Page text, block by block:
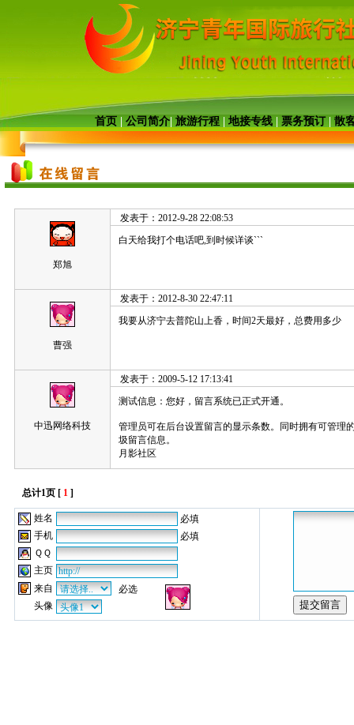
首页| 公司简介| 旅游行程 地接专线| 票务预订| 散
郑旭
发表于：2012-9-28 22:08:53
白天给我打个电话吧,到时候详谈```
曹强
发表于：2012-8-30 22:47:11
我要从济宁去普陀山上香，时间2天最好，总费用多少
中迅网络科技
发表于：2009-5-12 17:13:41
测试信息：您好，留言系统已正式开通。
管理员可在后台设置留言的显示条数。同时拥有可管理
圾留言信息。
月影社区
总计1页 [ 1 ]
姓名
必填
手机
必填
ＱＱ
主页
来自
必选
头像